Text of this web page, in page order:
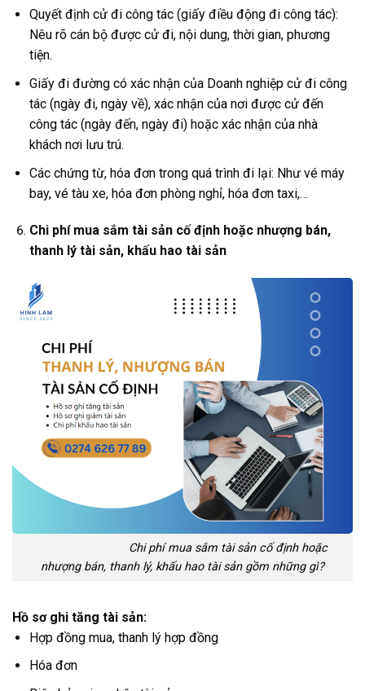
Quyết định cử đi công tác (giấy điều động đi công tác):
Nêu rõ cán bộ được cử đi, nội dung, thời gian, phương
tiện.
Giấy đi đường có xác nhận của Doanh nghiệp cử đi công
tác (ngày đi, ngày về), xác nhận của nơi được cử đến
công tác (ngày đến, ngày đi) hoặc xác nhận của nhà
khách nơi lưu trú.
Các chứng từ, hóa đơn trong quá trình đi lại: Như vé máy
bay, vé tàu xe, hóa đơn phòng nghỉ, hóa đơn taxi,…
Chi phí mua sắm tài sản cố định hoặc nhượng bán,
thanh lý tài sản, khấu hao tài sản
Chi phí mua sắm tài sản cố định hoặc
nhượng bán, thanh lý, khấu hao tài sản gồm những gì?
Hồ sơ ghi tăng tài sản:
Hợp đồng mua, thanh lý hợp đồng
Hóa đơn